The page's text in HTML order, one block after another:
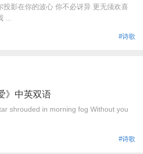
投影在你的波心 你不必讶异 更无须欢喜
...
#诗歌
》中英双语
shrouded in morning fog Without you
#诗歌